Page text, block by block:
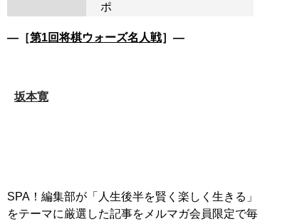
ポ
―［第1回将棋ウォーズ名人戦］―
坂本寛
SPA！編集部が「人生後半を賢く楽しく生きる」
をテーマに厳選した記事をメルマガ会員限定で毎